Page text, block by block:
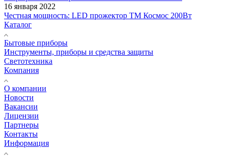
16 января 2022
Честная мощность: LED прожектор ТМ Космос 200Вт
Каталог
Бытовые приборы
Инструменты, приборы и средства защиты
Светотехника
Компания
О компании
Новости
Вакансии
Лицензии
Партнеры
Контакты
Информация